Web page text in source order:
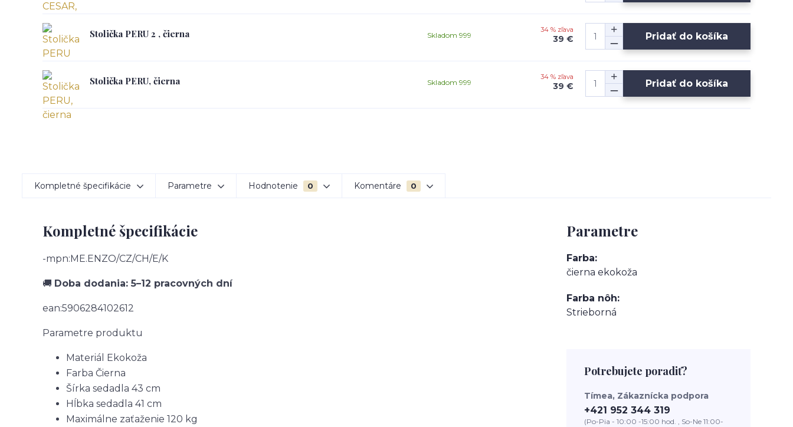
Stolička PERU 2 , čierna 34 % zľava
39 €
Skladom 999 Pridať do košíka
Stolička PERU, čierna 34 % zľava
39 €
Skladom 999 Pridať do košíka
Kompletné špecifikácie Parametre Hodnotenie 0 Komentáre 0
Kompletné špecifikácie
-mpn:ME.ENZO/CZ/CH/E/K
🚚 Doba dodania: 5–12 pracovných dní
ean:5906284102612
Parametre produktu
Materiál Ekokoža
Farba Čierna
Šírka sedadla 43 cm
Hĺbka sedadla 41 cm
Maximálne zaťaženie 120 kg
Parametre
Farba
čierna ekokoža
Farba nôh
Strieborná
Potrebujete poradiť?
Tímea, Zákaznícka podpora
+421 952 344 319
(Po-Pia - 10:00 -15:00 hod. , So-Ne 11:00-